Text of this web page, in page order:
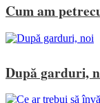
Cum am
După garduri,